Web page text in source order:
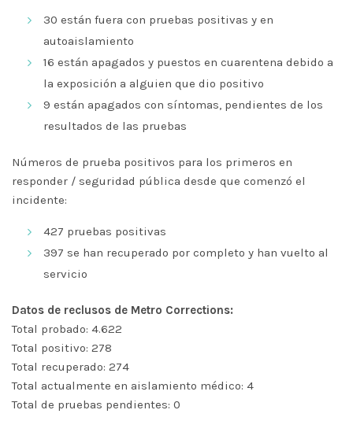
30 están fuera con pruebas positivas y en
autoaislamiento
16 están apagados y puestos en cuarentena debido a
la exposición a alguien que dio positivo
9 están apagados con síntomas, pendientes de los
resultados de las pruebas
Números de prueba positivos para los primeros en
responder / seguridad pública desde que comenzó el
incidente:
427 pruebas positivas
397 se han recuperado por completo y han vuelto al
servicio
Datos de reclusos de Metro Corrections:
Total probado: 4.622
Total positivo: 278
Total recuperado: 274
Total actualmente en aislamiento médico: 4
Total de pruebas pendientes: 0